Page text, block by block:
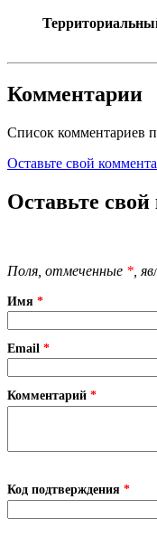
Комментарии
Список комментариев
Оставьте свой
Оставьте
Поля, отмеченные * ,
Имя *
Email *
Комментарий *
Код подтверждения *